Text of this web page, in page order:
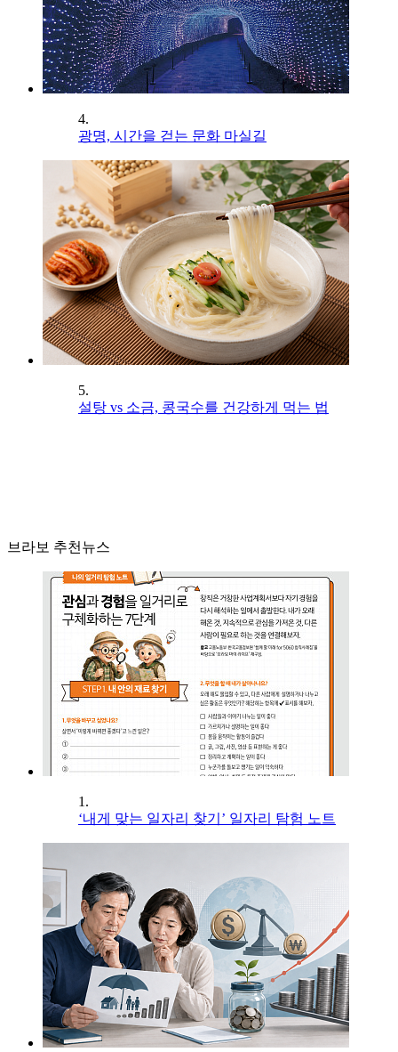
4.
광명, 시간을 걷는 문화 마실길
5.
설탕 vs 소금, 콩국수를 건강하게 먹는 법
브라보 추천뉴스
1.
‘내게 맞는 일자리 찾기’ 일자리 탐험 노트